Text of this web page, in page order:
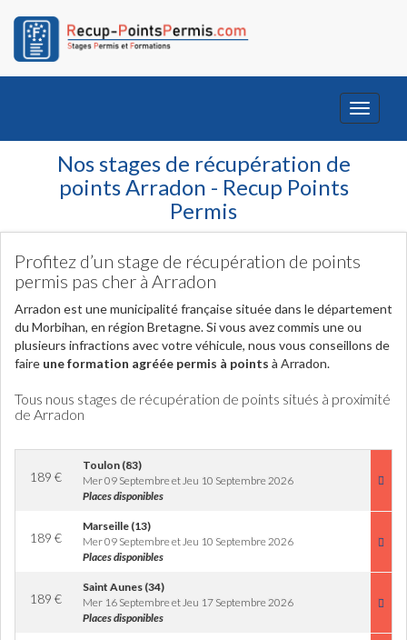
Toggle
Nos stages de récupération de
points Arradon - Recup Points
Permis
Profitez d’un stage de récupération de points
permis pas cher à Arradon
Arradon est une municipalité française située dans le département
du Morbihan, en région Bretagne. Si vous avez commis une ou
plusieurs infractions avec votre véhicule, nous vous conseillons de
faire une formation agréée permis à points à Arradon.
Tous nous stages de récupération de points situés à proximité
de Arradon
189 €
Toulon (83)
Mer 09 Septembre et Jeu 10 Septembre 2026
Places disponibles
189 €
Marseille (13)
Mer 09 Septembre et Jeu 10 Septembre 2026
Places disponibles
189 €
Saint Aunes (34)
Mer 16 Septembre et Jeu 17 Septembre 2026
Places disponibles